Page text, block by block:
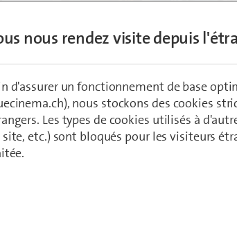
nous rendez visite depuis
d'assurer un fonctionnement de base
nous stockons des cookies
Les types de cookies utilisés à
etc.) sont bloqués pour les visiteurs